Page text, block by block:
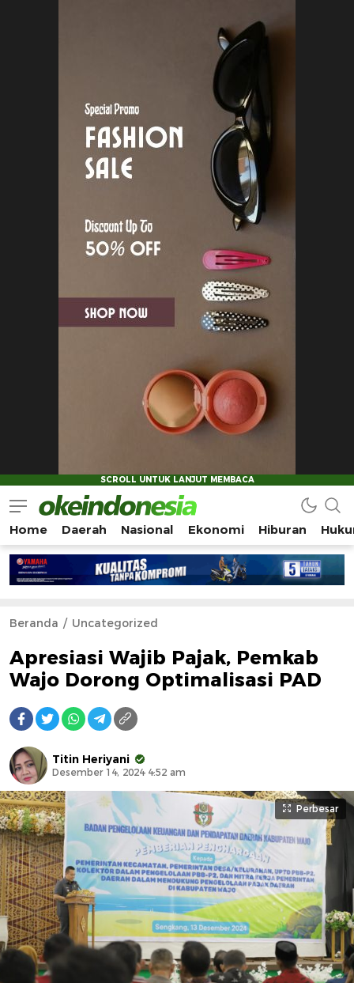
Okeindonesia.Online
Mengonlinekan Indonesia Secara Utuh
Home Daerah Nasional Ekonomi Hiburan
Beranda Uncategorized
Apresiasi Wajib Pajak, Pemkab
Wajo Dorong Optimalisasi PAD
Titin Heriyani
Desember 14, 2024 4:52 am
Perbesar